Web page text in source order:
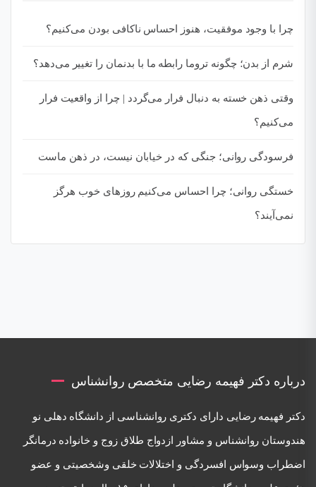
چرا با وجود موفقیت، هنوز احساس ناکافی بودن می‌کنیم؟
شرم از بدن؛ چگونه تروما رابطه ما با بدنمان را تغییر می‌دهد؟
وقتی ذهن خسته به دنبال فرار می‌گردد | چرا از واقعیت فرار
می‌کنیم؟
فرسودگی روانی؛ جنگی که در خیابان نیست، در ذهن ماست
خستگی روانی؛ چرا احساس می‌کنیم روزهای خوب هرگز
نمی‌آیند؟
درباره دکتر فهیمه رضایی متخصص روانشناس
دكتر فهيمه رضايی دارای دكتری روانشناسی از دانشگاه دهلی نو
هندوستان روانشناس و مشاور ازدواج طلاق زوج و خانواده درمانگر
اضطراب وسواس افسردگی و اختلالات خلقی وشخصيتی و عضو